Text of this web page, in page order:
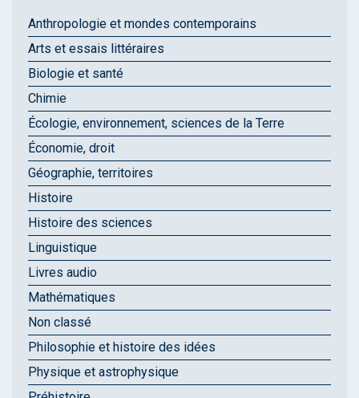
Anthropologie et mondes contemporains
Arts et essais littéraires
Biologie et santé
Chimie
Écologie, environnement, sciences de la Terre
Économie, droit
Géographie, territoires
Histoire
Histoire des sciences
Linguistique
Livres audio
Mathématiques
Non classé
Philosophie et histoire des idées
Physique et astrophysique